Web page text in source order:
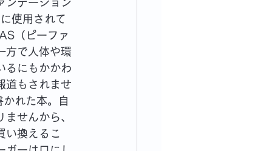
ンデーション
使用されて
（ピーファ
方で人体や環
るにもかかわ
道もされませ
れた本。自
せんから、
い換えるこ